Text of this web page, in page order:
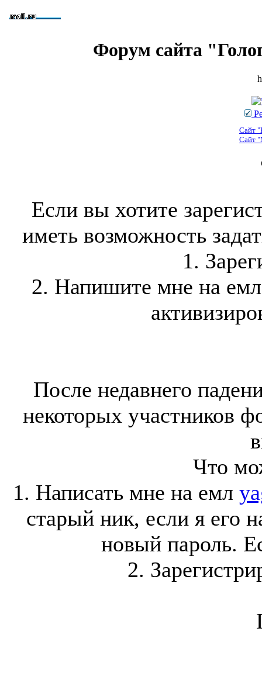
Форум сайта
Сайт
Сайт
Если вы хотите
иметь возможность
1.
2. Напишите мне на
После недавнего
некоторых участников
Что
1. Написать мне на емл
старый ник, если я его
новый пароль.
2.